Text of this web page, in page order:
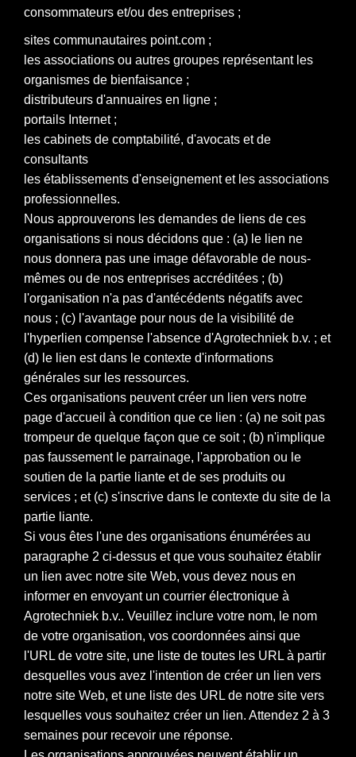
consommateurs et/ou des entreprises ;
sites communautaires point.com ;
les associations ou autres groupes représentant les
organismes de bienfaisance ;
distributeurs d'annuaires en ligne ;
portails Internet ;
les cabinets de comptabilité, d'avocats et de
consultants
les établissements d'enseignement et les associations
professionnelles.
Nous approuverons les demandes de liens de ces
organisations si nous décidons que : (a) le lien ne
nous donnera pas une image défavorable de nous-
mêmes ou de nos entreprises accréditées ; (b)
l'organisation n'a pas d'antécédents négatifs avec
nous ; (c) l'avantage pour nous de la visibilité de
l'hyperlien compense l'absence d'Agrotechniek b.v. ; et
(d) le lien est dans le contexte d'informations
générales sur les ressources.
Ces organisations peuvent créer un lien vers notre
page d'accueil à condition que ce lien : (a) ne soit pas
trompeur de quelque façon que ce soit ; (b) n'implique
pas faussement le parrainage, l'approbation ou le
soutien de la partie liante et de ses produits ou
services ; et (c) s'inscrive dans le contexte du site de la
partie liante.
Si vous êtes l'une des organisations énumérées au
paragraphe 2 ci-dessus et que vous souhaitez établir
un lien avec notre site Web, vous devez nous en
informer en envoyant un courrier électronique à
Agrotechniek b.v.. Veuillez inclure votre nom, le nom
de votre organisation, vos coordonnées ainsi que
l'URL de votre site, une liste de toutes les URL à partir
desquelles vous avez l'intention de créer un lien vers
notre site Web, et une liste des URL de notre site vers
lesquelles vous souhaitez créer un lien. Attendez 2 à 3
semaines pour recevoir une réponse.